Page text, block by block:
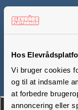
Hos
Vi bruger cookies
og til at indsamle
at forbedre
annoncering eller
Om